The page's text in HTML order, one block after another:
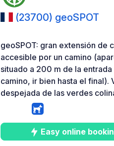
(23700) geoSPOT
geoSPOT: gran extensión de
accesible por un camino
situado a 200 m de la entrada
camino, ir bien hasta el final).
despejada de las verdes
vacas presentes no están allí
permanente (según la
Recordatorio : - Recuerda
geoCode a tu llegada - Mi
Easy online